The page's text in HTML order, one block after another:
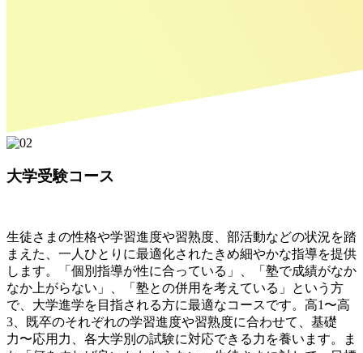
大学受験コース
生徒さまの性格や学習進度や習熟度、部活動などの状況を踏
まえた、一人ひとりに最適化されたきめ細やかな指導を提供
します。「個別指導が性に合っている」、「塾で成績がなか
なか上がらない」、「塾との併用を考えている」という方
で、大学進学を目指される方に最適なコースです。高1〜高
3、既卒のそれぞれの学習進度や習熟度に合わせて、基礎
力〜応用力、各大学別の試験に対応できる力を養います。ま